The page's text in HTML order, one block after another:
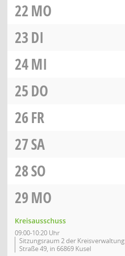
22MO
23DI
24MI
25DO
26FR
27SA
28SO
29MO
Kreisausschuss
09:00-10:20 Uhr
Sitzungsraum 2 der
Straße 49, in 66869 Kusel